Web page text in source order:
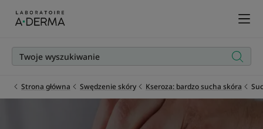
Strona główna Swędzenie skóry Kseroza: bardzo sucha skóra